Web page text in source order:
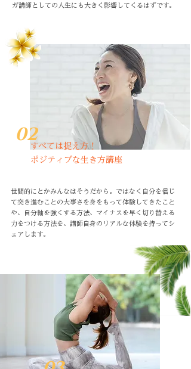
ガ講師としての人生にも大きく影響してくるはずです。
02すべては捉え方！
ポジティブな生き方講座
世間的にとかみんなはそうだから。ではなく自分を信じ
て突き進むことの大事さを身をもって体験してきたこと
や、自分軸を強くする方法、マイナスを早く切り替える
力をつける方法を、講師自身のリアルな体験を持ってシ
ェアします。